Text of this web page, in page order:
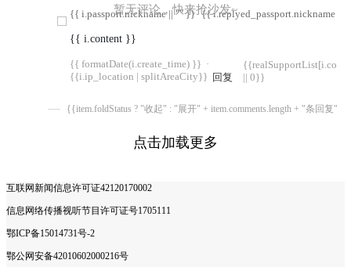
{{ i.passport.nickname || "" }} {{ i.replyed_passport.nickname ||
{{ i.content }}
{{ formatDate(i.create_time) }} ·
{{i.ip_location | splitAreaCity}} 回复
|| 0}}
{{item.foldStatus ? "收起" : "展开" + item.comments.length + "条回复"}}
暂无评论，快来抢沙发~
点击加载更多
互联网新闻信息许可证42120170002
信息网络传播视听节目许可证号1705111
鄂ICP备15014731号-2
鄂公网安备42010602000216号